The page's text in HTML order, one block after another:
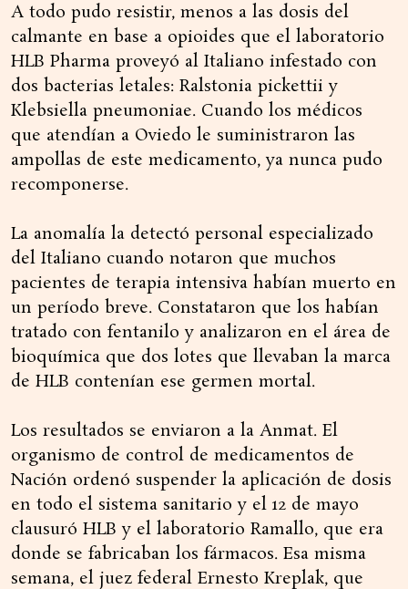
A todo pudo resistir, menos a las dosis del
calmante en base a opioides que el laboratorio
HLB Pharma proveyó al Italiano infestado con
dos bacterias letales: Ralstonia pickettii y
Klebsiella pneumoniae. Cuando los médicos
que atendían a Oviedo le suministraron las
ampollas de este medicamento, ya nunca pudo
recomponerse.
La anomalía la detectó personal especializado
del Italiano cuando notaron que muchos
pacientes de terapia intensiva habían muerto en
un período breve. Constataron que los habían
tratado con fentanilo y analizaron en el área de
bioquímica que dos lotes que llevaban la marca
de HLB contenían ese germen mortal.
Los resultados se enviaron a la Anmat. El
organismo de control de medicamentos de
Nación ordenó suspender la aplicación de dosis
en todo el sistema sanitario y el 12 de mayo
clausuró HLB y el laboratorio Ramallo, que era
donde se fabricaban los fármacos. Esa misma
semana, el juez federal Ernesto Kreplak, que